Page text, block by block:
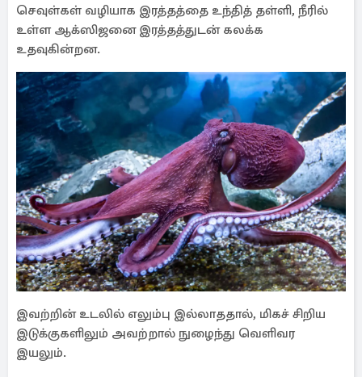
செவுள்கள் வழியாக இரத்தத்தை உந்தித் தள்ளி, நீரில்
உள்ள ஆக்ஸிஜனை இரத்தத்துடன் கலக்க
உதவுகின்றன.
இவற்றின் உடலில் எலும்பு இல்லாததால், மிகச் சிறிய
இடுக்குகளிலும் அவற்றால் நுழைந்து வெளிவர
இயலும்.